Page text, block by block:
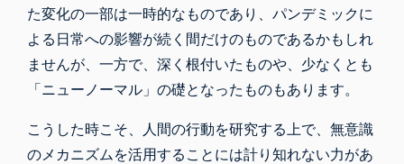
た変化の一部は一時的なものであり、パンデミックに
よる日常への影響が続く間だけのものであるかもしれ
ませんが、一方で、深く根付いたものや、少なくとも
「ニューノーマル」の礎となったものもあります。
こうした時こそ、人間の行動を研究する上で、無意識
のメカニズムを活用することには計り知れない力があ